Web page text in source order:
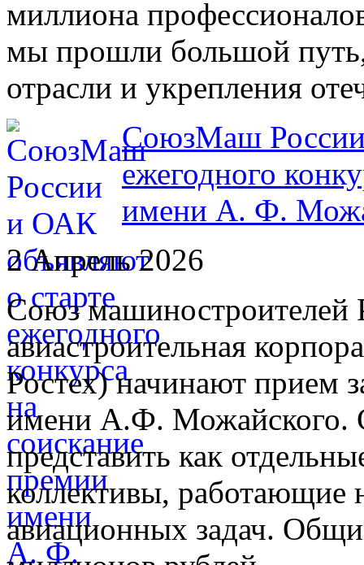
миллиона
мы прошли большой путь,
отрасли и укрепления
СоюзМаш России
ежегодного
имени А. Ф.
2 Апрель 2026
Союз машиностроителей
авиастроительная
Ростех) начинают прием
имени А.Ф. Можайского.
представить как
коллективы, работающие
авиационных задач.